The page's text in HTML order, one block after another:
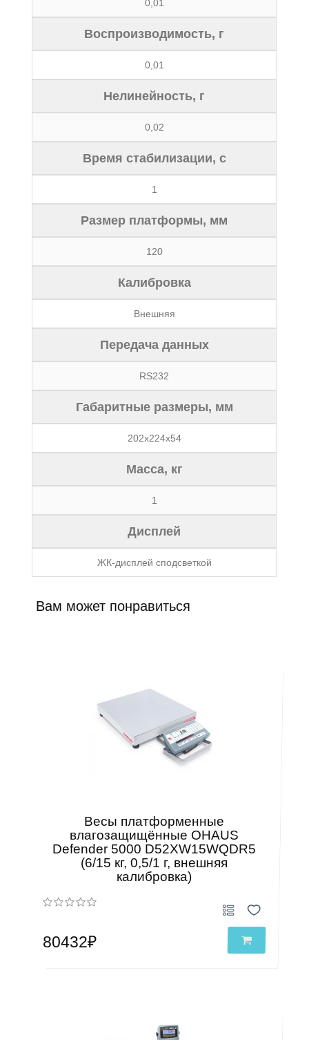
0,01
Воспроизводимость, г
0,01
Нелинейность, г
0,02
Время стабилизации, с
1
Размер платформы, мм
120
Калибровка
Внешняя
Передача данных
RS232
Габаритные размеры, мм
202x224x54
Масса, кг
1
Дисплей
ЖК-дисплей сподсветкой
Вам может понравиться
Весы платформенные
влагозащищённые OHAUS
Defender 5000 D52XW15WQDR5
(6/15 кг, 0,5/1 г, внешняя
калибровка)
80432₽